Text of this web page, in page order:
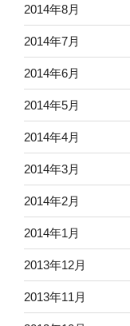
2014年8月
2014年7月
2014年6月
2014年5月
2014年4月
2014年3月
2014年2月
2014年1月
2013年12月
2013年11月